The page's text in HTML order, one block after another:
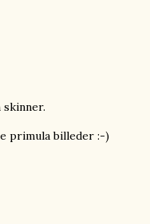
primula billeder :-)